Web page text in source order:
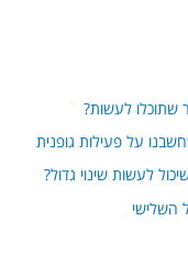
שתוכלו לעשות?
לעשות שינוי גדול?
השלישי